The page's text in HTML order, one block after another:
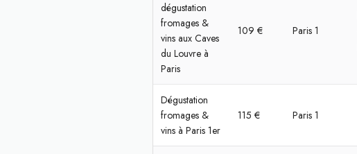
dégustation
fromages &
vins aux Caves
du Louvre à
Paris
109 € Paris 1
Dégustation
fromages &
vins à Paris 1er
115 € Paris 1